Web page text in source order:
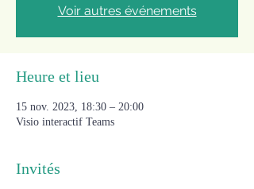
Voir autres événements
Heure et lieu
15 nov. 2023, 18:30 – 20:00
Visio interactif Teams
Invités